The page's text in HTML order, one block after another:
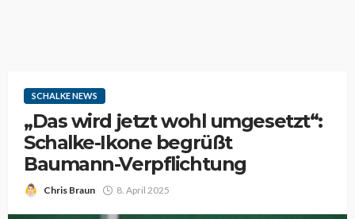
SCHALKE NEWS
„Das wird jetzt wohl umgesetzt“:
Schalke-Ikone begrüßt
Baumann-Verpflichtung
Chris Braun 8. April 2025